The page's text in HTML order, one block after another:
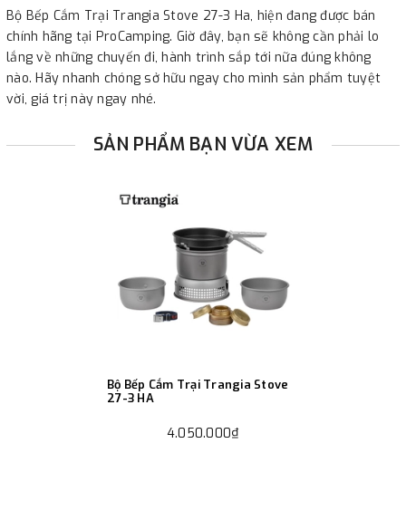
Bộ Bếp Cắm Trại Trangia Stove 27-3 Ha, hiện đang được bán
chính hãng tại ProCamping. Giờ đây, bạn sẽ không cần phải lo
lắng về những chuyến đi, hành trình sắp tới nữa đúng không
nào. Hãy nhanh chóng sở hữu ngay cho mình sản phẩm tuyệt
vời, giá trị này ngay nhé.
SẢN PHẨM BẠN VỪA XEM
Bộ Bếp Cắm Trại Trangia Stove
27-3 HA
4.050.000₫